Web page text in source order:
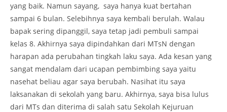
yang baik. Namun sayang, saya hanya kuat bertahan
sampai 6 bulan. Selebihnya saya kembali berulah. Walau
bapak sering dipanggil, saya tetap jadi pembuli sampai
kelas 8. Akhirnya saya dipindahkan dari MTsN dengan
harapan ada perubahan tingkah laku saya. Ada kesan yang
sangat mendalam dari ucapan pembimbing saya yaitu
nasehat beliau agar saya berubah. Nasihat itu saya
laksanakan di sekolah yang baru. Akhirnya, saya bisa lulus
dari MTs dan diterima di salah satu Sekolah Kejuruan